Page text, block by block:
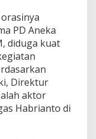
PD Aneka
diduga kuat
Direktur
aktor
Habrianto di